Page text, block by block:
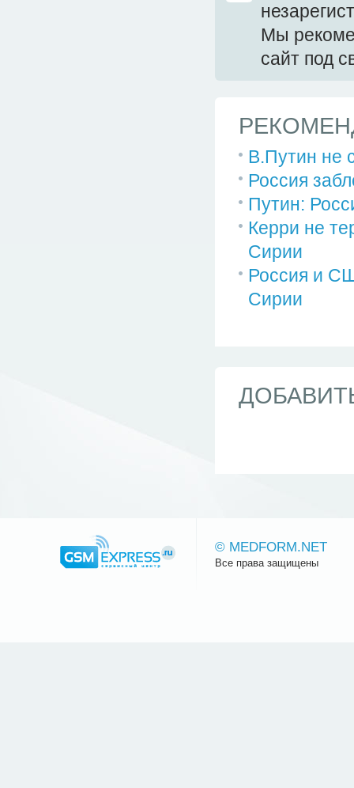
Мы
сайт под
В.Путин не
Россия
Путин:
Керри не
Сирии
Россия и
Сирии
© MEDFORM.NET
Все права защищены